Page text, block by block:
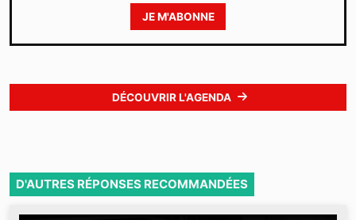
JE M'ABONNE
DÉCOUVRIR L'AGENDA
D'AUTRES RÉPONSES RECOMMANDÉES